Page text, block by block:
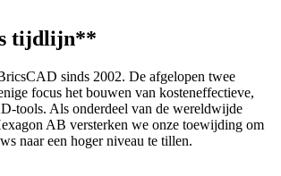
tijdlijn**
sinds 2002. De afgelopen twee
focus het bouwen van kosteneffectieve,
tools. Als onderdeel van de wereldwijde
AB versterken we onze toewijding om
naar een hoger niveau te tillen.